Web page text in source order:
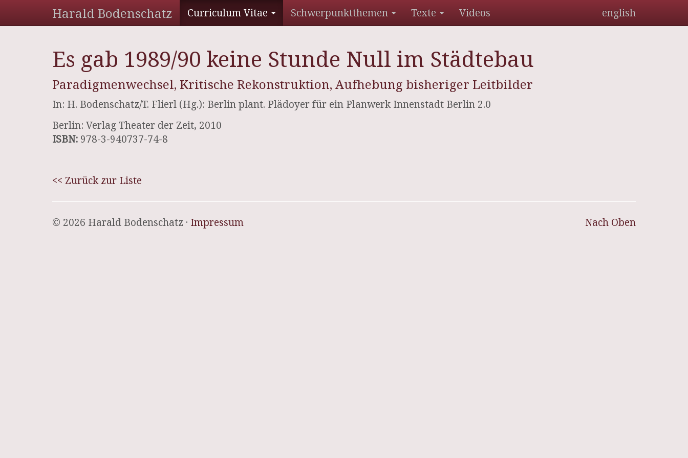
Harald Bodenschatz Curriculum Vitae Schwerpunktthemen Texte Videos english
Es gab 1989/90 keine Stunde Null im Städtebau
Paradigmenwechsel, Kritische Rekonstruktion, Aufhebung bisheriger Leitbilder
In: H. Bodenschatz/T. Flierl (Hg.): Berlin plant. Plädoyer für ein Planwerk Innenstadt Berlin 2.0
Berlin: Verlag Theater der Zeit, 2010
ISBN: 978-3-940737-74-8
<< Zurück zur Liste
Nach Oben
© 2026 Harald Bodenschatz · Impressum